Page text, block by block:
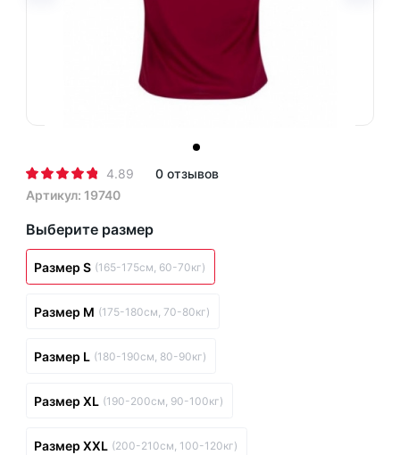
4.89
0 отзывов
Артикул: 19740
Выберите размер
Размер S (165-175см, 60-70кг)
Размер M (175-180см, 70-80кг)
Размер L (180-190см, 80-90кг)
Размер XL (190-200см, 90-100кг)
Размер XXL (200-210см, 100-120кг)